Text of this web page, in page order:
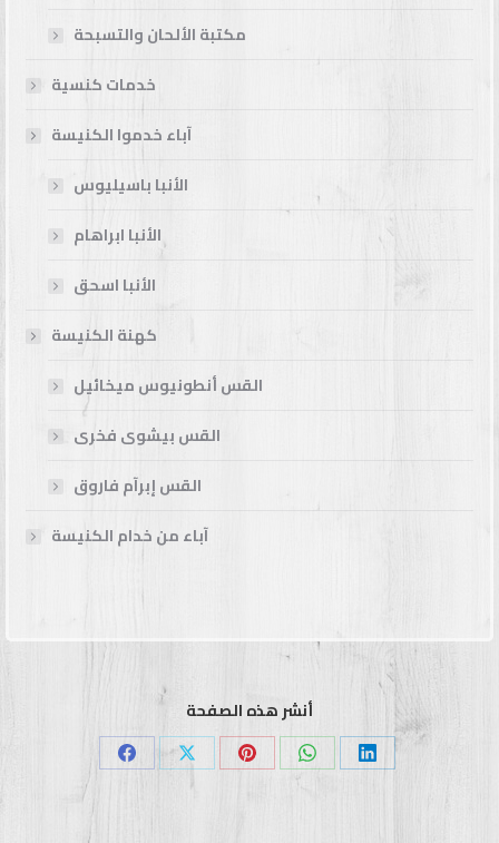
مكتبة الألحان والتسبحة
خدمات كنسية
آباء خدموا الكنيسة
الأنبا باسيليوس
الأنبا ابراهام
الأنبا اسحق
كهنة الكنيسة
القس أنطونيوس ميخائيل
القس بيشوى فخرى
القس إبرآم فاروق
آباء من خدام الكنيسة
أنشر هذه الصفحة
Share Share Share Share Share